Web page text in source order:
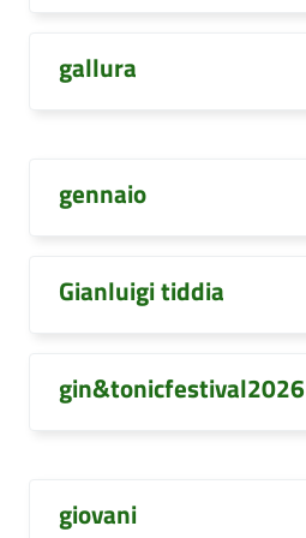
gallura
gennaio
Gianluigi tiddia
gin&tonicfestival2026
giovani